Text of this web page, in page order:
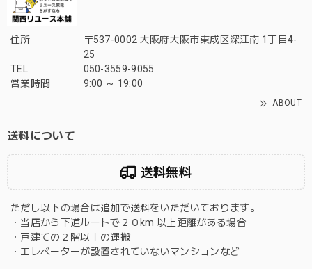
住所
〒537-0002 大阪府大阪市東成区深江南 1丁目4-
25
TEL
050-3559-9055
営業時間
9:00 ～ 19:00
ABOUT
送料について
送料無料
ただし以下の場合は追加で送料をいただいております。
・当店から下道ルートで２０km 以上距離がある場合
・戸建ての２階以上の運搬
・エレベーターが設置されていないマンションなど